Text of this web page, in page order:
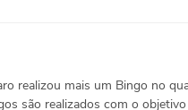
realizou mais um Bingo no
são realizados com o